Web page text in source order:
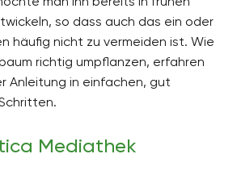
so dass auch das ein oder
häufig nicht zu vermeiden ist. Wie
richtig umpflanzen, erfahren
Anleitung in einfachen, gut
Mediathek